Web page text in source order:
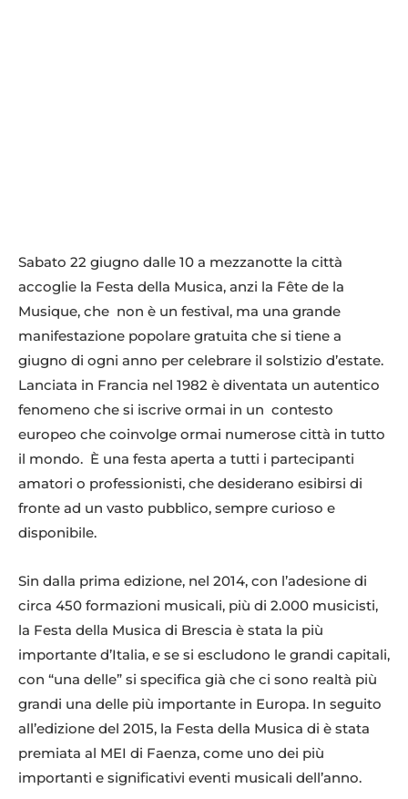
Sabato 22 giugno dalle 10 a mezzanotte la città
accoglie la Festa della Musica, anzi la Fête de la
Musique, che non è un festival, ma una grande
manifestazione popolare gratuita che si tiene a
giugno di ogni anno per celebrare il solstizio d’estate.
Lanciata in Francia nel 1982 è diventata un autentico
fenomeno che si iscrive ormai in un contesto
europeo che coinvolge ormai numerose città in tutto
il mondo. È una festa aperta a tutti i partecipanti
amatori o professionisti, che desiderano esibirsi di
fronte ad un vasto pubblico, sempre curioso e
disponibile.
Sin dalla prima edizione, nel 2014, con l’adesione di
circa 450 formazioni musicali, più di 2.000 musicisti,
la Festa della Musica di Brescia è stata la più
importante d’Italia, e se si escludono le grandi capitali,
con “una delle” si specifica già che ci sono realtà più
grandi una delle più importante in Europa. In seguito
all’edizione del 2015, la Festa della Musica di è stata
premiata al MEI di Faenza, come uno dei più
importanti e significativi eventi musicali dell’anno.